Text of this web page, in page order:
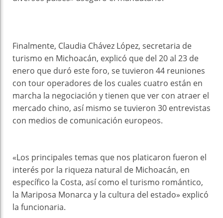
Finalmente, Claudia Chávez López, secretaria de
turismo en Michoacán, explicó que del 20 al 23 de
enero que duró este foro, se tuvieron 44 reuniones
con tour operadores de los cuales cuatro están en
marcha la negociación y tienen que ver con atraer el
mercado chino, así mismo se tuvieron 30 entrevistas
con medios de comunicación europeos.
«Los principales temas que nos platicaron fueron el
interés por la riqueza natural de Michoacán, en
específico la Costa, así como el turismo romántico,
la Mariposa Monarca y la cultura del estado» explicó
la funcionaria.